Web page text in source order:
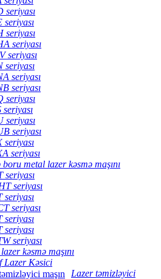
seriyası
seriyası
seriyası
seriyası
seriyası
seriyası
seriyası
seriyası
seriyası
seriyası
seriyası
seriyası
seriyası
seriyası
boru metal lazer kəsmə maşını
seriyası
seriyası
seriyası
seriyası
seriyası
seriyası
seriyası
kəsmə maşını
Lazer Kəsici
Lazer təmizləyici